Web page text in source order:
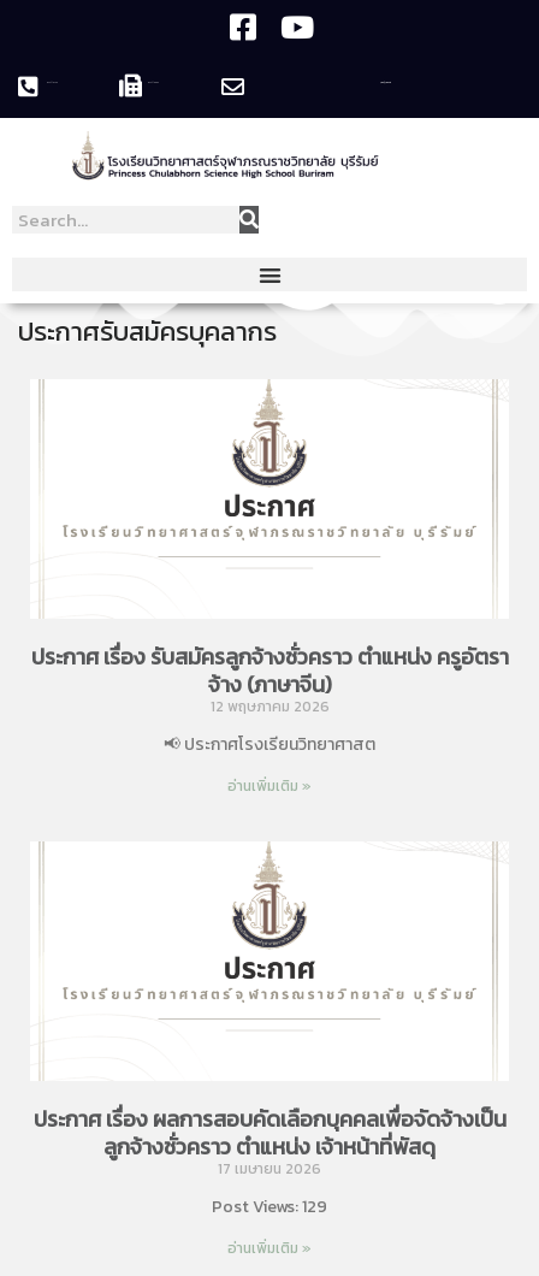
ประกาศรับสมัครบุคลากร
ประกาศ เรื่อง รับสมัครลูกจ้างชั่วคราว ตำแหน่ง ครูอัตรา
จ้าง (ภาษาจีน)
12 พฤษภาคม 2026
📢 ประกาศโรงเรียนวิทยาศาสต
อ่านเพิ่มเติม »
ประกาศ เรื่อง ผลการสอบคัดเลือกบุคคลเพื่อจัดจ้างเป็น
ลูกจ้างชั่วคราว ตำแหน่ง เจ้าหน้าที่พัสดุ
17 เมษายน 2026
Post Views: 129
อ่านเพิ่มเติม »